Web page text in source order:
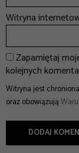
Witryna
Zapamiętaj
kolejnych
Witryna jest
oraz obowiązują